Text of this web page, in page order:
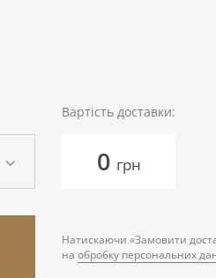
Вартість доставки:
0 грн
Натискаючи «Замовити
на обробку персональних